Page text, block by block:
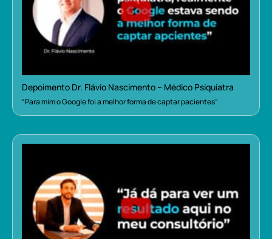
Depoimento Dr. Flávio Nascimento – Médico Psiquiatra
“Para mim o Google foi a melhor forma de captar pacientes”